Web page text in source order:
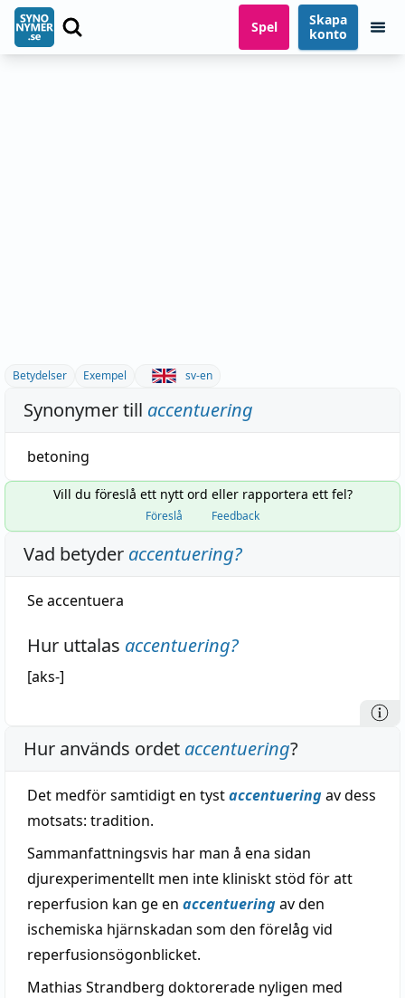
Spel
Skapa
konto
Betydelser Exempel sv-en
Synonymer till accentuering
betoning
Vill du föreslå ett nytt ord eller rapportera ett fel?
Föreslå Feedback
Vad betyder accentuering?
Seaccentuera
Hur uttalas accentuering?
[aks-]
Hur används ordet accentuering?
Det medför samtidigt en tystaccentueringav dess
motsats: tradition.
Sammanfattningsvis har man å ena sidan
djurexperimentellt men inte kliniskt stöd för att
reperfusion kan ge en accentueringav den
ischemiska hjärnskadan som den förelåg vid
reperfusionsögonblicket.
Mathias Strandberg doktorerade nyligen med